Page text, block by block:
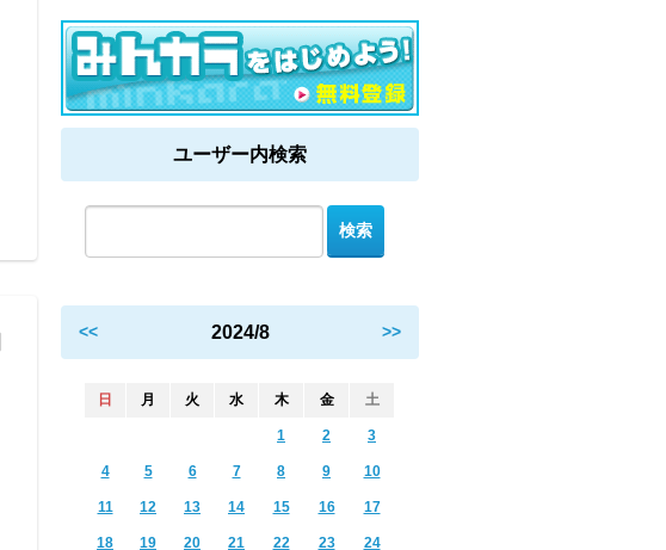
ユーザー内検索
<< 2024/8 >>
日 月 火 水 木 金 土
1 2 3
4 5 6 7 8 9 10
11 12 13 14 15 16 17
18 19 20 21 22 23 24